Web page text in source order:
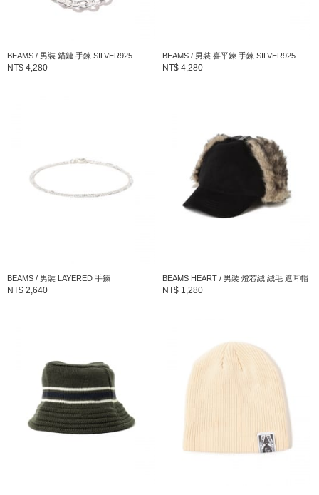
素材 ： 鍊條部分：鐵 留扣部分：錫
BEAMS / 男裝 錨鏈 手鍊 SILVER925
NT$ 4,280
BEAMS / 男裝 喜平鍊 手鍊 SILVER925
NT$ 4,280
BEAMS / 男裝 LAYERED 手鍊
NT$ 2,640
BEAMS HEART / 男裝 燈芯絨 絨毛 遮耳帽
NT$ 1,280